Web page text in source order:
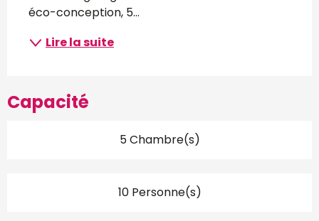
éco-conception, 5...
Lire la suite
Capacité
5 Chambre(s)
10 Personne(s)